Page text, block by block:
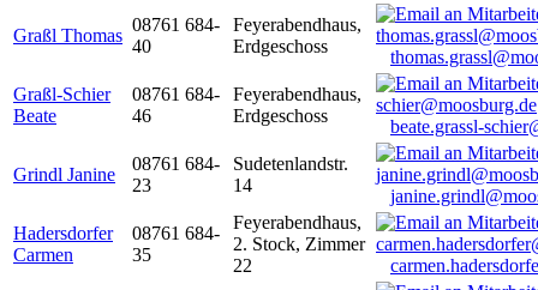
Graßl Thomas
08761 684-
40
Feyerabendhaus,
Erdgeschoss
Graßl-Schier
Beate
08761 684-
46
Feyerabendhaus,
Erdgeschoss
beate.grassl-
Grindl Janine
08761 684-
23
Sudetenlandstr.
14
Hadersdorfer
Carmen
08761 684-
35
Feyerabendhaus,
2. Stock, Zimmer
22